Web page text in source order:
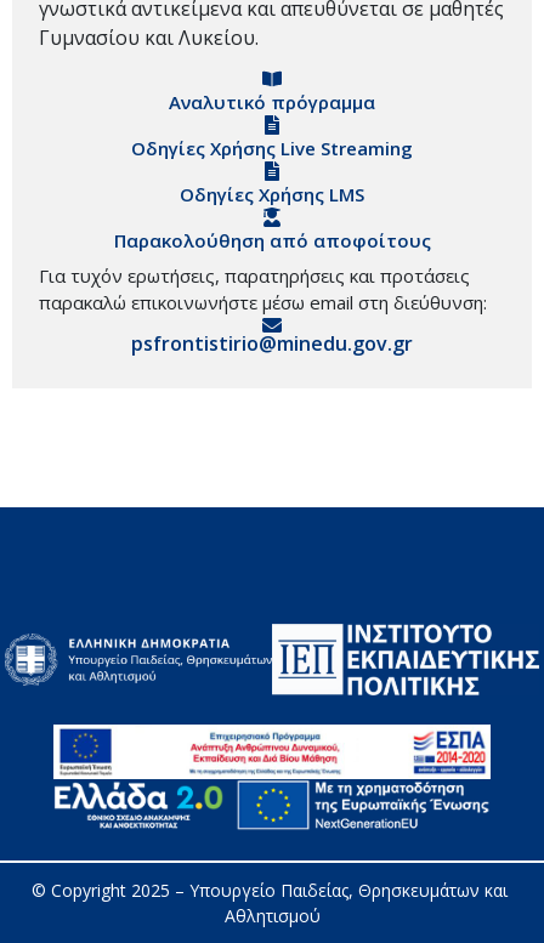
γνωστικά αντικείμενα και απευθύνεται σε μαθητές
Γυμνασίου και Λυκείου.
Αναλυτικό πρόγραμμα
Οδηγίες Χρήσης Live Streaming
Οδηγίες Χρήσης LMS
Παρακολούθηση από αποφοίτους
Για τυχόν ερωτήσεις, παρατηρήσεις και προτάσεις
παρακαλώ επικοινωνήστε μέσω email στη διεύθυνση:
psfrontistirio@minedu.gov.gr
© Copyright 2025 – Υπουργείο Παιδείας, Θρησκευμάτων και
Αθλητισμού